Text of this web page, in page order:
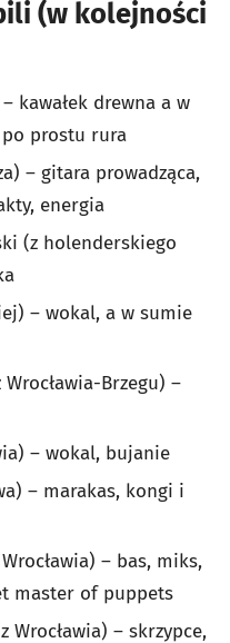
(w kolejności
kawałek drewna a w
prostu rura
– gitara prowadząca,
energia
(z holenderskiego
– wokal, a w sumie
Brzegu) –
– wokal, bujanie
– marakas, kongi i
– bas, miks,
master of puppets
Wrocławia) – skrzypce,